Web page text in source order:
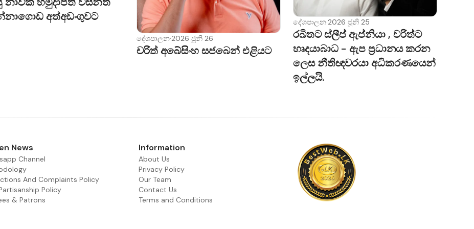
බාධාවක් පවතින බවයි.
විපක්ෂයේ සියලුම මන්ත්‍රීවරුන් මෙලෙස අසත්‍ය ප්‍රකාශ නොකරන බවත්,
තමන්ට ලැබී ඇති වරප්‍රසාද භාවිතා කරන්නේ කුමන අරමුණකින්ද
කාල වකවානුව දෙස බැලීමේදී ජනතාවට පැහැදිලි වන බවත් පැවසූ අචාර්‍ය
මේ සම්බන්ධයෙන් නිවැරදි තීරණයක් ගැනීමේ අයිතිය මහජනතාව සතු බවද
අත්අඩංගුවට
දේශපාලන·2026 ජූනි 26
චරිත් අබේසිංහ සජබෙන් එළියට
දේශපාලන·2026 ජූනි 25
රඛිතට ස්ලීප් ඇප්නියා , චරිත්ට
හෘදයාබාධ - ඇප ප්‍රධානය කරන
ලෙස නීතිඥවරයා අධිකරණයෙන්
ඉල්ලයි.
News
Channel
And Complaints Policy
Policy
& Patrons
Information
About Us
Privacy Policy
Our Team
Contact Us
Terms and Conditions